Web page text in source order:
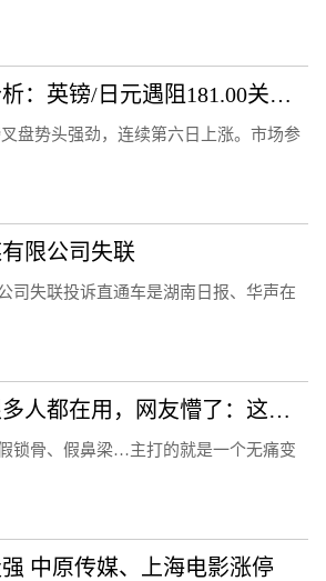
今日交叉货币分析：英镑/日元遇阻181.00关口 欧元/英镑升破 0.8600关口
盘势头强劲，连续第六日上涨。市场参
限公司失联
司失联投诉直通车是湖南日报、华声在
秒变大长腿！很多人都在用，网友懵了：这也有假的？
锁骨、假鼻梁…主打的就是一个无痛变
中原传媒、上海电影涨停